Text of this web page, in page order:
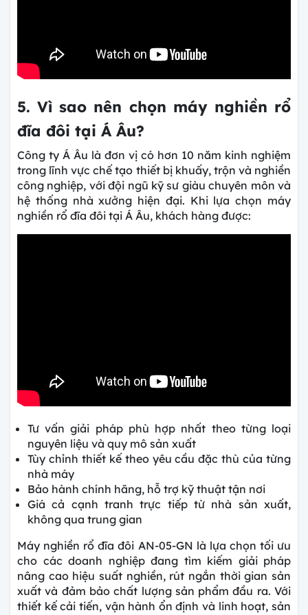
5. Vì sao nên chọn máy nghiền rổ
đĩa đôi tại Á Âu?
Công ty Á Âu là đơn vị có hơn 10 năm kinh nghiệm
trong lĩnh vực chế tạo thiết bị khuấy, trộn và nghiền
công nghiệp, với đội ngũ kỹ sư giàu chuyên môn và
hệ thống nhà xưởng hiện đại. Khi lựa chọn máy
nghiền rổ đĩa đôi tại Á Âu, khách hàng được:
Tư vấn giải pháp phù hợp nhất theo từng loại
nguyên liệu và quy mô sản xuất
Tùy chỉnh thiết kế theo yêu cầu đặc thù của từng
nhà máy
Bảo hành chính hãng, hỗ trợ kỹ thuật tận nơi
Giá cả cạnh tranh trực tiếp từ nhà sản xuất,
không qua trung gian
Máy nghiền rổ đĩa đôi AN-05-GN là lựa chọn tối ưu
cho các doanh nghiệp đang tìm kiếm giải pháp
nâng cao hiệu suất nghiền, rút ngắn thời gian sản
xuất và đảm bảo chất lượng sản phẩm đầu ra. Với
thiết kế cải tiến, vận hành ổn định và linh hoạt, sản